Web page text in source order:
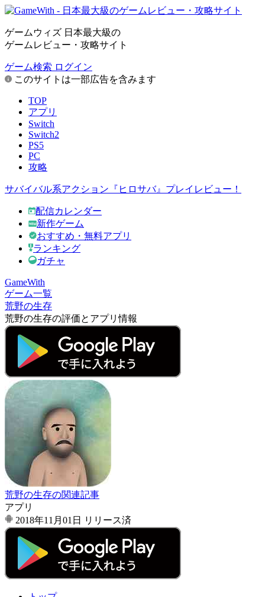
ゲームウィズ 日本最大級の
ゲームレビュー・攻略サイト
ゲーム検索 ログイン
このサイトは一部広告を含みます
TOP
アプリ
Switch
Switch2
PS5
PC
攻略
サバイバル系アクション『ヒロサバ』プレイレビュー！
配信カレンダー
新作ゲーム
おすすめ・無料アプリ
ランキング
ガチャ
GameWith
ゲーム一覧
荒野の生存
荒野の生存の評価とアプリ情報
荒野の生存の関連記事
アプリ
2018年11月01日
リリース済